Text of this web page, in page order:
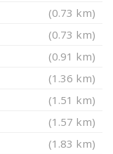
(0.73 km)
(0.73 km)
(0.91 km)
(1.36 km)
(1.51 km)
(1.57 km)
(1.83 km)